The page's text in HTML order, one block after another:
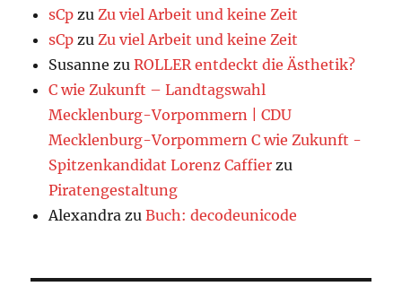
sCp zuZu viel Arbeit und keine Zeit
sCp zuZu viel Arbeit und keine Zeit
Susanne zuROLLER entdeckt die Ästhetik?
C wie Zukunft – Landtagswahl
Mecklenburg-Vorpommern | CDU
Mecklenburg-Vorpommern C wie Zukunft -
Spitzenkandidat Lorenz Caffier zu
Piratengestaltung
Alexandra zuBuch: decodeunicode